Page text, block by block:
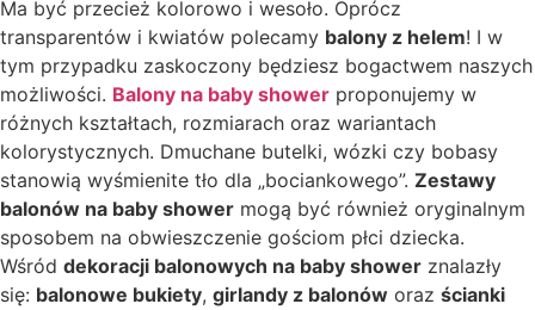
Ma być przecież kolorowo i wesoło. Oprócz
transparentów i kwiatów polecamy balony z helem! I w
tym przypadku zaskoczony będziesz bogactwem naszych
możliwości. Balony na baby shower proponujemy w
różnych kształtach, rozmiarach oraz wariantach
kolorystycznych. Dmuchane butelki, wózki czy bobasy
stanowią wyśmienite tło dla „bociankowego”. Zestawy
balonów na baby shower mogą być również oryginalnym
sposobem na obwieszczenie gościom płci dziecka.
Wśród dekoracji balonowych na baby shower znalazły
się: balonowe bukiety, girlandy z balonów oraz ścianki